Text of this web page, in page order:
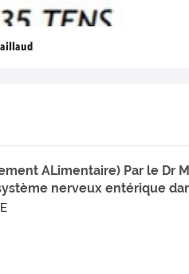
ALimentaire) Par le Dr
nerveux entérique